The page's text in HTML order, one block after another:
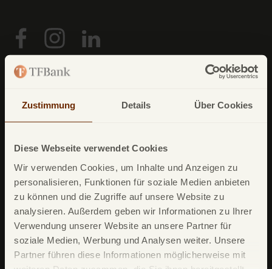
Zustimmung Details Über Cookies
Diese Webseite verwendet Cookies
Wir verwenden Cookies, um Inhalte und Anzeigen zu
personalisieren, Funktionen für soziale Medien anbieten
zu können und die Zugriffe auf unsere Website zu
analysieren. Außerdem geben wir Informationen zu Ihrer
Verwendung unserer Website an unsere Partner für
soziale Medien, Werbung und Analysen weiter. Unsere
Partner führen diese Informationen möglicherweise mit
Unsere Produkte
TF Mastercard Gold
TF Bank Tagesgeld
TF Bank Festgeld
TF Bank Ratenkredit
Leistungsumfang
TF Bank Mobile App
Google Pay